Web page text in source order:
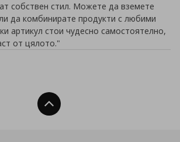
собствен стил. Можете да вземете
да комбинирате продукти с любими
артикул стои чудесно самостоятелно,
от цялото."
Нагоре